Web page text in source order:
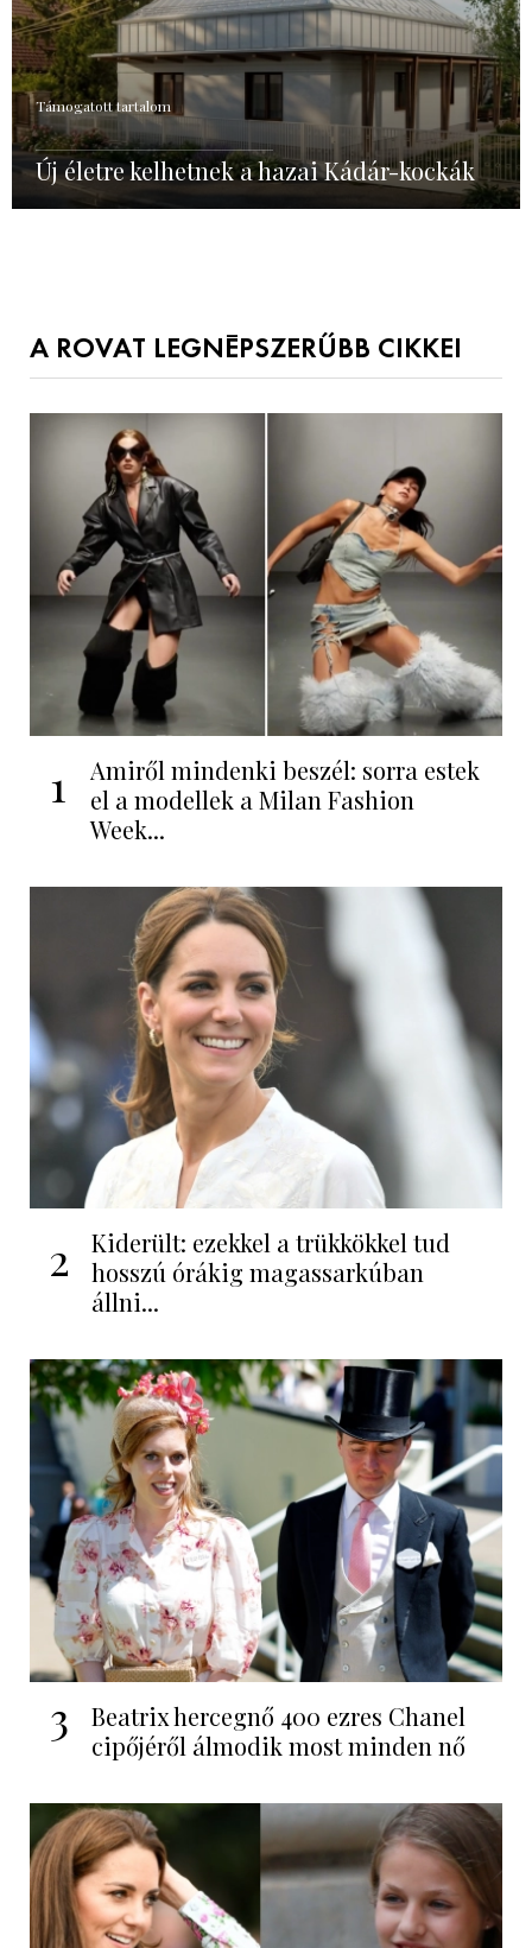
Támogatott tartalom
Új életre kelhetnek a hazai Kádár-kockák
A ROVAT LEGNÉPSZERŰBB CIKKEI
1
Amiről mindenki beszél: sorra estek
el a modellek a Milan Fashion
Week...
2
Kiderült: ezekkel a trükkökkel tud
hosszú órákig magassarkúban
állni...
3
Beatrix hercegnő 400 ezres Chanel
cipőjéről álmodik most minden nő